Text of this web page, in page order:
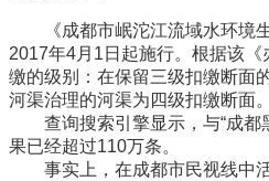
《成都市岷沱江流域水环境
2017年4月1日起施行。根据该
缴的级别：在保留三级扣缴断面
河渠治理的河渠为四级扣缴断面。
查询搜索引擎显示，与“成都
果已经超过110万条。
事实上，在成都市民视线中活